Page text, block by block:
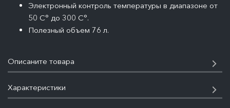
Электронный контроль температуры в диапазоне от
50 C° до 300 C°.
Полезный объем 76 л.
Описаните товара
Характеристики